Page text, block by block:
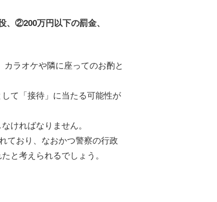
②200万円以下の罰金、
ラオケや隣に座ってのお酌と
て「接待」に当たる可能性が
ければなりません。
ており、なおかつ警察の行政
と考えられるでしょう。